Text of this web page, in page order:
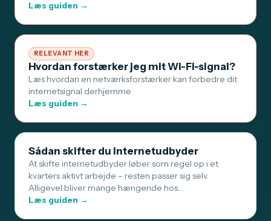
Læs guiden →
RELEVANT HER
Hvordan forstærker jeg mit Wi-Fi-signal?
Læs hvordan en netværksforstærker kan forbedre dit
internetsignal derhjemme
Læs guiden →
Sådan skifter du internetudbyder
At skifte internetudbyder løber som regel op i et
kvarters aktivt arbejde – resten passer sig selv.
Alligevel bliver mange hængende hos…
Læs guiden →